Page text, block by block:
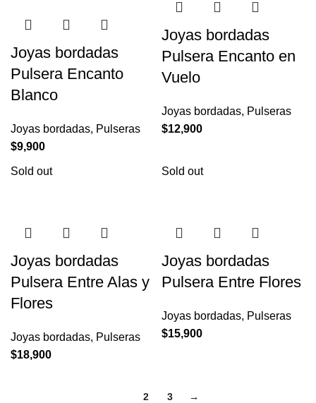
Joyas bordadas
Pulsera Encanto
Blanco
Joyas bordadas, Pulseras
$9,900
Joyas bordadas
Pulsera Encanto en
Vuelo
Joyas bordadas, Pulseras
$12,900
Sold out
Joyas bordadas
Pulsera Entre Alas y
Flores
Joyas bordadas, Pulseras
$18,900
Sold out
Joyas bordadas
Pulsera Entre Flores
Joyas bordadas, Pulseras
$15,900
2 3 →